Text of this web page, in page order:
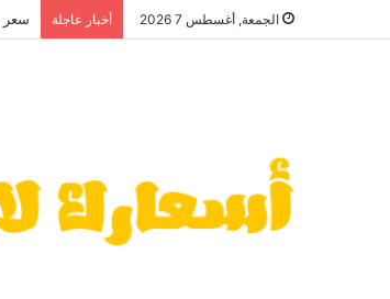
الجمعة, أغسطس 7 2026 أخبار عاجلة سعر